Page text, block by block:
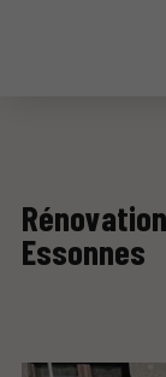
Essonnes